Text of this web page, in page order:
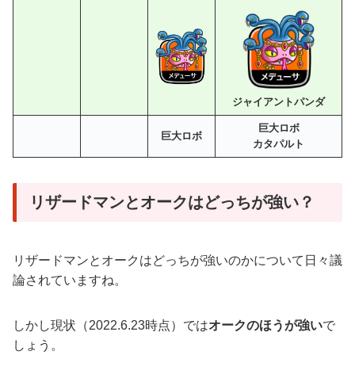
ジャイアントパンダ
巨大ロボ
巨大ロボ
カタパルト
リザードマンとオークはどっちが強い？
リザードマンとオークはどっちが強いのかについて日々議
論されていますね。
しかし現状（2022.6.23時点）ではオークのほうが強いで
しょう。